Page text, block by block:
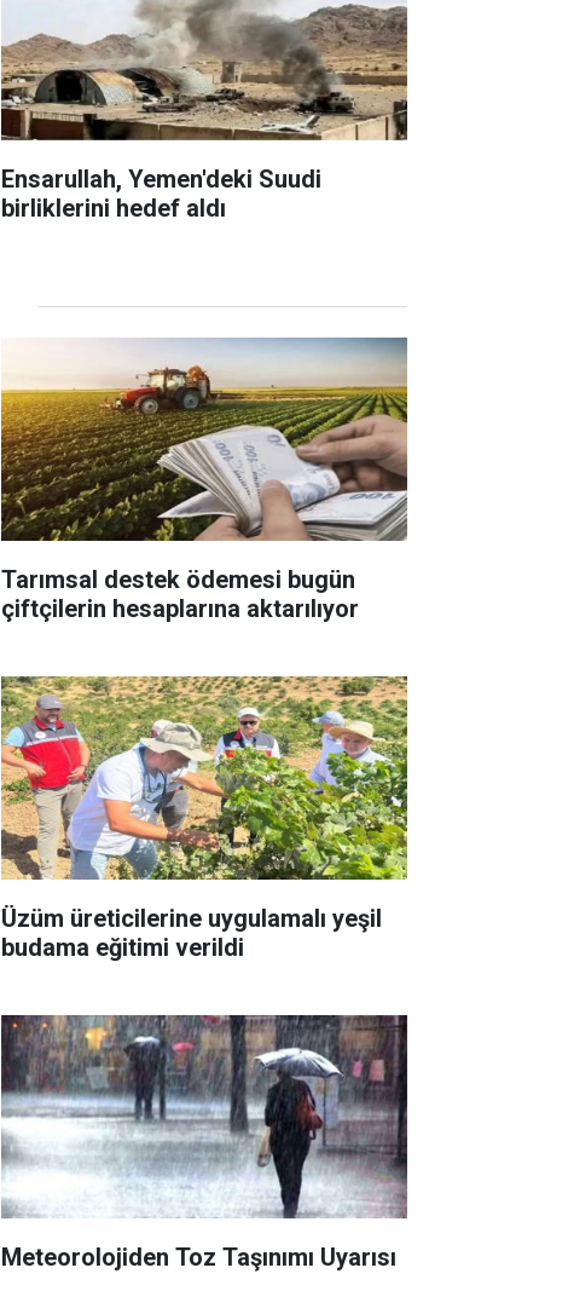
Ensarullah, Yemen'deki Suudi
birliklerini hedef aldı
Tarımsal destek ödemesi bugün
çiftçilerin hesaplarına aktarılıyor
Üzüm üreticilerine uygulamalı yeşil
budama eğitimi verildi
Meteorolojiden Toz Taşınımı Uyarısı